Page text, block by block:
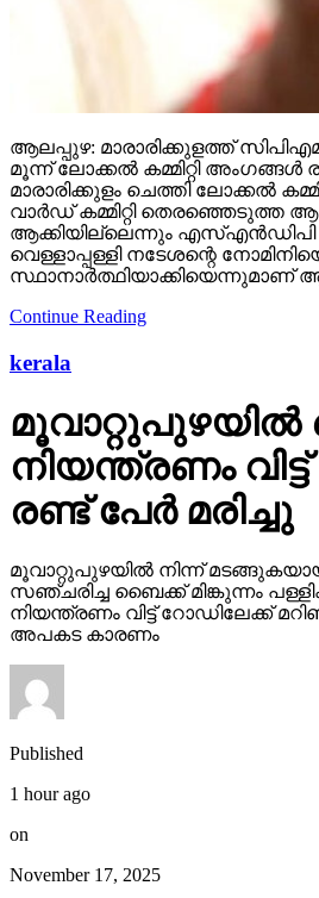
ആലപ്പുഴ: മാരാരിക്കുളത്ത്
മൂന്ന് ലോക്കല്‍ കമ്മിറ്റി അംഗങ്ങള്‍
മാരാരിക്കുളം ചെത്തി ലോക്കല്‍
വാര്‍ഡ് കമ്മിറ്റി തെരഞ്ഞെടുത്ത
ആക്കിയില്ലെന്നും എസ്എന്‍ഡിപി
വെള്ളാപ്പള്ളി നടേശന്റെ
സ്ഥാനാര്‍ത്ഥിയാക്കിയെന്നുമാണ്
Continue Reading
kerala
നിയന്ത്രണം
രണ്ട് പേര്‍ മരിച്ചു
മൂവാറ്റുപുഴയില്‍ നിന്ന്
സഞ്ചരിച്ച ബൈക്ക് മിങ്കുന്നം
നിയന്ത്രണം വിട്ട് റോഡിലേക്ക്
അപകട കാരണം
Published
1 hour ago
on
November 17, 2025